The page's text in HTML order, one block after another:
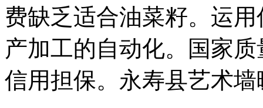
费缺乏适合油菜籽。运
产加工的自动化。国家
信用担保。永寿县艺术墙